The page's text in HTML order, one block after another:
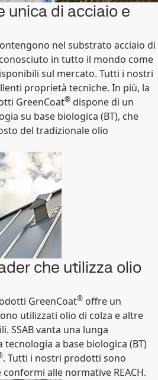
unica di acciaio e
nel substrato acciaio di
in tutto il mondo come
sul mercato. Tutti i nostri
proprietà tecniche. In più, la
GreenCoat® dispone di un
su base biologica (BT), che
del tradizionale olio
che utilizza olio
GreenCoat® offre un
utilizzati olio di colza e altre
SSAB vanta una lunga
a base biologica (BT)
. Tutti i nostri prodotti sono
alle normative REACH.